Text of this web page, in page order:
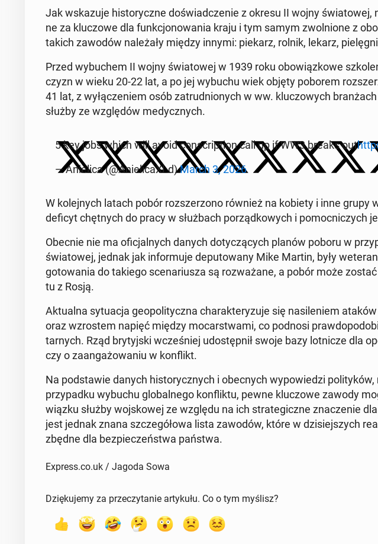
Jak wska­zu­je hi­sto­rycz­ne do­świad­cze­nie z okresu II wojny świa­to­wej,
ne za klu­czo­we dla funk­cjo­no­wa­nia kraju i tym samym zwol­nio­ne z
takich zawodów na­le­ża­ły między innymi: piekarz, rolnik, lekarz,
Przed wy­bu­chem II wojny świa­to­wej w 1939 roku obo­wiąz­ko­we
czyzn w wieku 20-22 lat, a po jej wybuchu wiek objęty poborem
41 lat, z wy­łą­cze­niem osób za­trud­nio­nych w ww. klu­czo­wych
służby ze wzglę­dów me­dycz­nych.
5 key jobs which will avoid con­scrip­tion call up if WW3 breaks out
— Anie­li­ca (@Anie­li­ca­XLd)March 3, 2026
W ko­lej­nych latach pobór roz­sze­rzo­no również na kobiety i inne grupy
deficyt chęt­nych do pracy w służ­bach po­rząd­ko­wych i po­moc­ni­czych
Obecnie nie ma ofi­cjal­nych danych do­ty­czą­cych planów poboru w
świa­to­wej, jednak jak in­for­mu­je de­pu­to­wa­ny Mike Martin, były
go­to­wa­nia do takiego sce­na­riu­sza są roz­wa­ża­ne, a pobór może
tu z Rosją.
Ak­tu­al­na sy­tu­acja geo­po­li­tycz­na cha­rak­te­ry­zu­je się na­si­le­niem
oraz wzro­stem napięć między mo­car­stwa­mi, co podnosi
tar­nych. Rząd bry­tyj­ski wcze­śniej udo­stęp­nił swoje bazy lot­ni­cze dla
czy o za­an­ga­żo­wa­niu w kon­flikt.
Na pod­sta­wie danych hi­sto­rycz­nych i obec­nych wy­po­wie­dzi
przy­pad­ku wybuchu glo­bal­ne­go kon­flik­tu, pewne klu­czo­we zawody
wiąz­ku służby woj­sko­wej ze względu na ich stra­te­gicz­ne zna­cze­nie
jest jednak znana szcze­gó­ło­wa lista zawodów, które w dzi­siej­szych
zbęd­ne dla bez­pie­czeń­stwa państwa.
Express.co.uk / Jagoda Sowa
Dziękujemy za przeczytanie artykułu. Co o tym myślisz?